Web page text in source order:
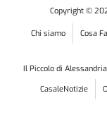
«Scale